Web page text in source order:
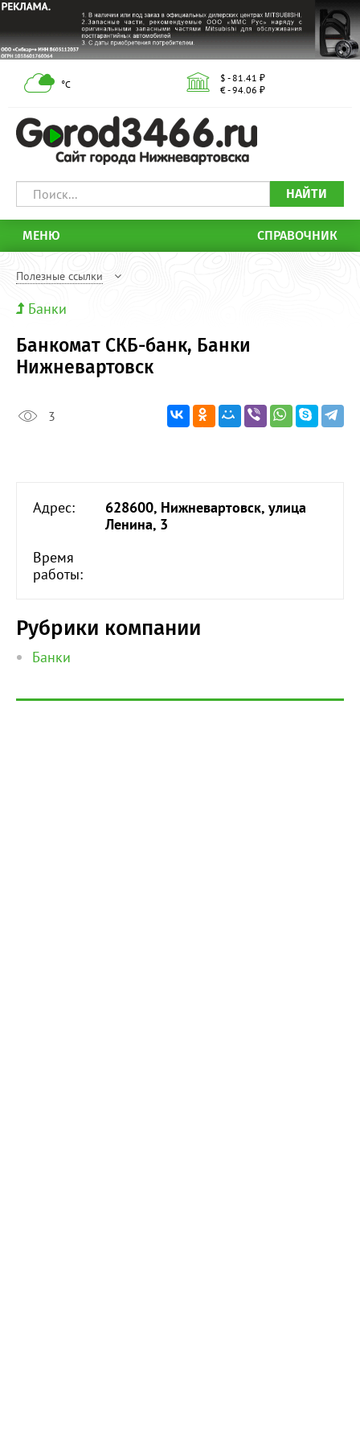
°С
$ - 81.41 ₽
€ - 94.06 ₽
НАЙТИ
МЕНЮ СПРАВОЧНИК
Полезные ссылки
Банки
Банкомат СКБ-банк, Банки
Нижневартовск
3
Адрес:
628600, Нижневартовск, улица
Ленина, 3
Время
работы:
Рубрики компании
Банки